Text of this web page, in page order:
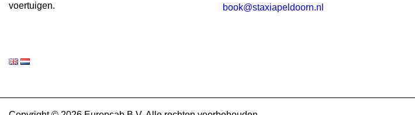
voertuigen.
book@staxiapeldoorn.nl